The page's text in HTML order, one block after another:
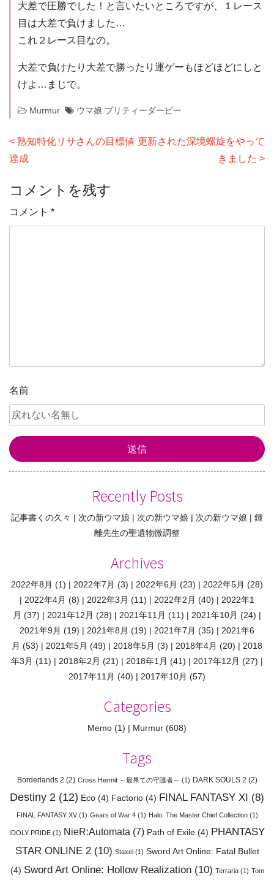
大差で圧勝でした！と言いたいところですが、１レース
目は大差で負けました…
これ２レース目なの。
大差で負けたり大差で勝ったり運ゲーもほどほどにしと
けよ…まじで。
Murmur ウマ娘 プリティーダービー
投
稿
ビ
ゲ
熟知特化リサさんの目標値
達成
更新された深境螺旋をやって
きました
コメントを残す
コメント *
名前
Recently Posts
記事書くの久々 次の新ウマ娘 次の新ウマ娘 次の新ウマ娘
鍾
離先生の聖遺物微調整
Archives
2022年8月 (1) 2022年7月 (3) 2022年6月 (23) 2022年5月 (28)
2022年4月 (8) 2022年3月 (11) 2022年2月 (40)
2022年1
月 (37) 2021年12月 (28) 2021年11月 (11) 2021年10月 (24)
2021年9月 (19) 2021年8月 (19) 2021年7月 (35)
2021年6
月 (53) 2021年5月 (49) 2018年5月 (3) 2018年4月 (20)
2018
年3月 (11) 2018年2月 (21) 2018年1月 (41) 2017年12月 (27)
2017年11月 (40) 2017年10月 (57)
Categories
Memo (1) Murmur (608)
Tags
Borderlands 2 (2) Cross Hermit ～最果ての守護者～ (1) DARK SOULS 2 (2)
Destiny 2 (12) Eco (4) Factorio (4) FINAL FANTASY XI (8)
FINAL FANTASY XV(1) Gears of War 4(1) Halo: The Master Chief Collection(1)
IDOLY PRIDE (1) NieR:Automata (7) Path of Exile (4) PHANTASY
STAR ONLINE 2(10) Staxel(1) Sword Art Online: Fatal Bullet
(4) Sword Art Online: Hollow Realization(10) Terraria(1) Tom